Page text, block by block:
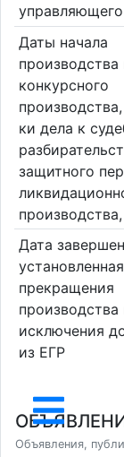
управляющего
Даты начала
производства
конкурсного
ки дела к
защитного
Дата
прекращения
производства
исключения
из ЕГР
Объявления,